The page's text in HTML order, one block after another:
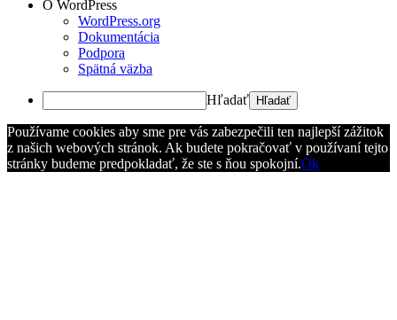
O WordPress
WordPress.org
Dokumentácia
Podpora
Spätná väzba
Hľadať
Používame cookies aby sme pre vás zabezpečili ten najlepší zážitok
z našich webových stránok. Ak budete pokračovať v používaní tejto
stránky budeme predpokladať, že ste s ňou spokojní.Ok